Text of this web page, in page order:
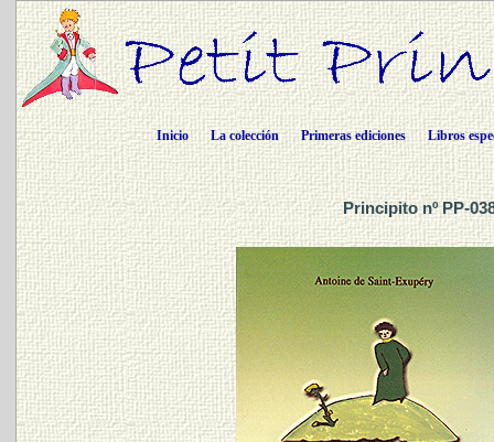
Inicio La colección Primeras ediciones Libros
Principito nº PP-